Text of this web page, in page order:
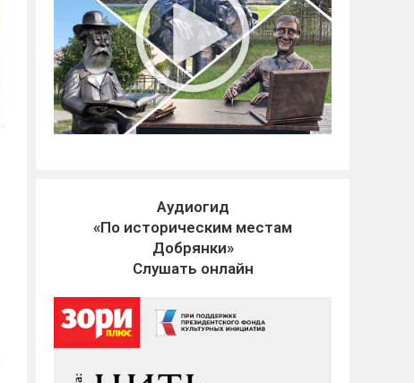
Аудиогид
«По историческим местам
Добрянки»
Слушать онлайн